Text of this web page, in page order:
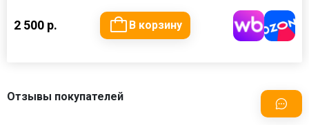
2 500 р. В корзину
Отзывы покупателей